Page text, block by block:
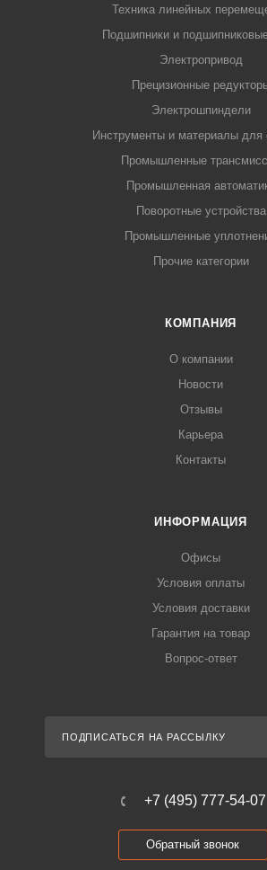
Техника линейных
Подшипники и
Электропривод
Прецизионные
Электрошпиндели
Инструменты и материалы для
Промышленные
Промышленная
Поворотные устройства
Промышленные
Прочие категории
КОМПАНИЯ
О компании
Новости
Отзывы
Карьера
Контакты
ИНФОРМАЦИЯ
Офисы
Условия оплаты
Условия доставки
Гарантия на товар
Вопрос-ответ
ПОДПИСАТЬСЯ НА РАССЫЛКУ
+7 (495) 777-54-07
Обратный звонок